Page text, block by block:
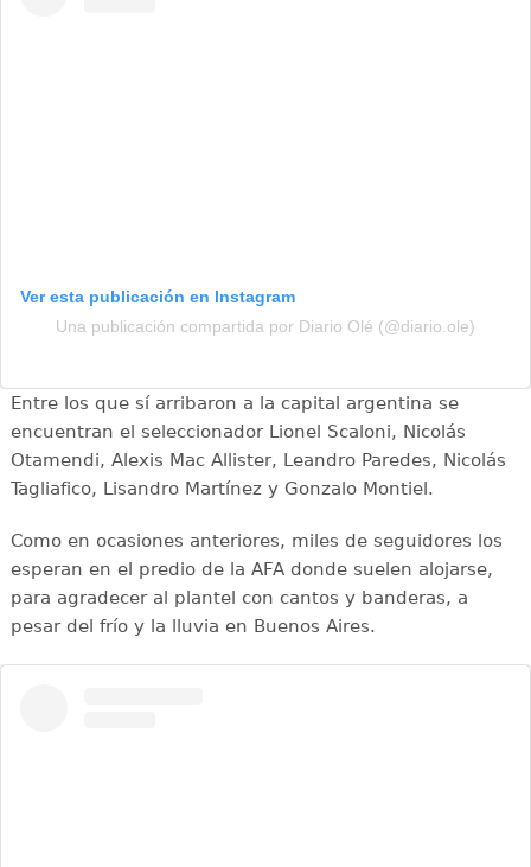
Ver esta publicación en Instagram
Una publicación compartida por Diario Olé (@diario.ole)
Entre los que sí arribaron a la capital argentina se
encuentran el seleccionador Lionel Scaloni, Nicolás
Otamendi, Alexis Mac Allister, Leandro Paredes, Nicolás
Tagliafico, Lisandro Martínez y Gonzalo Montiel.
Como en ocasiones anteriores, miles de seguidores los
esperan en el predio de la AFA donde suelen alojarse,
para agradecer al plantel con cantos y banderas, a
pesar del frío y la lluvia en Buenos Aires.